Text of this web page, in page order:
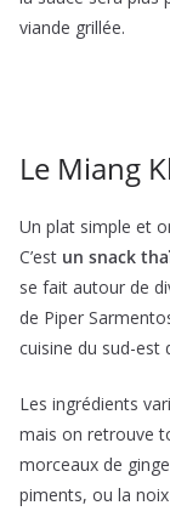
viande grillée.
Le Miang
Un plat simple et
C’est un snack
se fait autour de
de Piper
cuisine du sud-est
Les ingrédients
mais on retrouve
morceaux de
piments, ou la